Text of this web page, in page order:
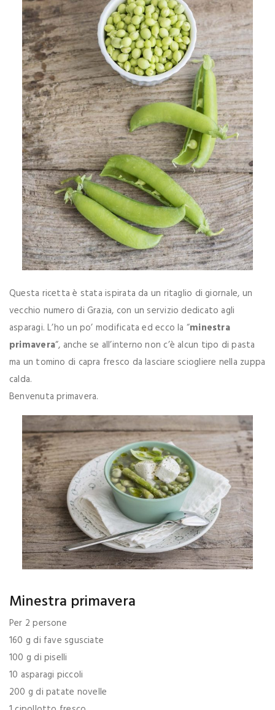
Questa ricetta è stata ispirata da un ritaglio di giornale, un
vecchio numero di Grazia, con un servizio dedicato agli
asparagi. L’ho un po’ modificata ed ecco la “minestra
primavera“, anche se all’interno non c’è alcun tipo di pasta
ma un tomino di capra fresco da lasciare sciogliere nella zuppa
calda.
Benvenuta primavera.
Minestra primavera
Per 2 persone
160 g di fave sgusciate
100 g di piselli
10 asparagi piccoli
200 g di patate novelle